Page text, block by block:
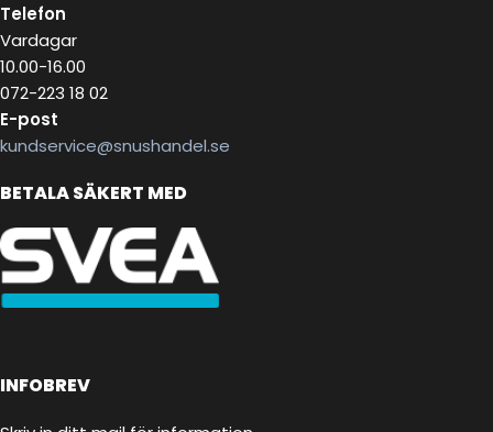
Telefon
Vardagar
10.00-16.00
072-223 18 02
E-post
kundservice@snushandel.se
BETALA SÄKERT MED
INFOBREV